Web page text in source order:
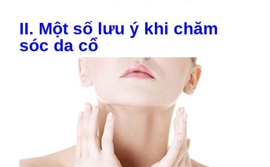
II. Một số lưu ý khi chăm
sóc da cổ